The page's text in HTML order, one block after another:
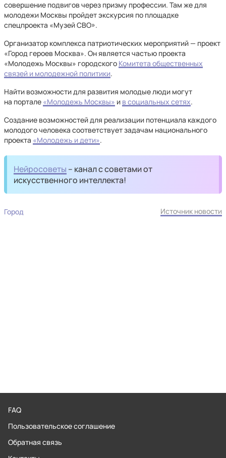
совершение подвигов через призму профессии. Там же для
молодежи Москвы пройдет экскурсия по площадке
спецпроекта «Музей СВО».
Организатор комплекса патриотических мероприятий — проект
«Город героев Москва». Он является частью проекта
«Молодежь Москвы» городского Комитета общественных
связей и молодежной политики.
Найти возможности для развития молодые люди могут
на портале «Молодежь Москвы» и в социальных сетях.
Создание возможностей для реализации потенциала каждого
молодого человека соответствует задачам национального
проекта «Молодежь и дети».
Нейросоветы – канал с советами от
искусственного интеллекта!
Город Источник новости
FAQ
Пользовательское соглашение
Обратная связь